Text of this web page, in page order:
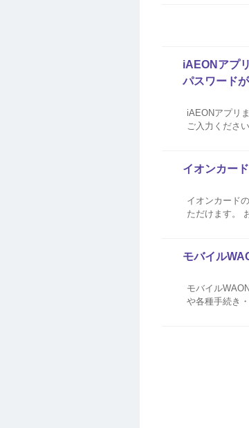
iAEONアプ
パスワード
iAEONアプリ
ご入力ください。
イオンカー
イオンカード
ただけます。 お手続き方法 smart WAONウェブサイトにてイオンカードのご利用でたまったWAON POINTを、モバイルWAON
モバイル
モバイル
や各種手続き